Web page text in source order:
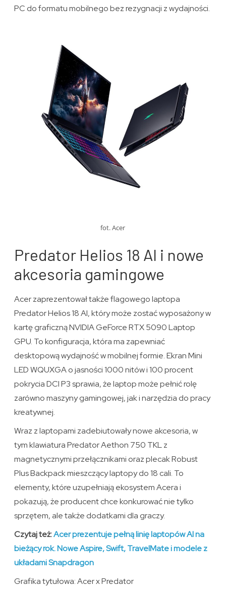
PC do formatu mobilnego bez rezygnacji z wydajności.
fot. Acer
Predator Helios 18 AI i nowe
akcesoria gamingowe
Acer zaprezentował także flagowego laptopa
Predator Helios 18 AI, który może zostać wyposażony w
kartę graficzną NVIDIA GeForce RTX 5090 Laptop
GPU. To konfiguracja, która ma zapewniać
desktopową wydajność w mobilnej formie. Ekran Mini
LED WQUXGA o jasności 1000 nitów i 100 procent
pokrycia DCI P3 sprawia, że laptop może pełnić rolę
zarówno maszyny gamingowej, jak i narzędzia do pracy
kreatywnej.
Wraz z laptopami zadebiutowały nowe akcesoria, w
tym klawiatura Predator Aethon 750 TKL z
magnetycznymi przełącznikami oraz plecak Robust
Plus Backpack mieszczący laptopy do 18 cali. To
elementy, które uzupełniają ekosystem Acera i
pokazują, że producent chce konkurować nie tylko
sprzętem, ale także dodatkami dla graczy.
Czytaj też:Acer prezentuje pełną linię laptopów AI na
bieżący rok. Nowe Aspire, Swift, TravelMate i modele z
układami Snapdragon
Grafika tytułowa: Acer x Predator